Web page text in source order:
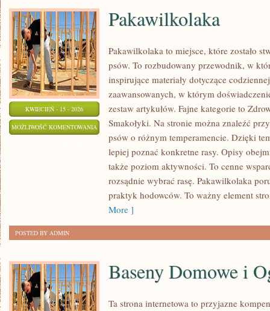
KWIECIEŃ - 15 - 2026
MOŻLIWOŚĆ KOMENTOWANIA PAKAWILKOLAKA
Pakawilkolaka
Pakawilkolaka to miejsce, które zostało
psów. To rozbudowany przewodnik, w
inspirujące materiały dotyczące
zaawansowanych, w którym
zestaw artykułów. Fajne kategorie to
Smakołyki. Na stronie można znaleźć
psów o różnym temperamencie. Dzięki
lepiej poznać konkretne rasy. Opisy
także poziom aktywności. To cenne
rozsądnie wybrać rasę. Pakawilkolaka
praktyk hodowców. To ważny element
More ]
POSTED BY ADMIN
Baseny Domowe i
Ta strona internetowa to przyjazne